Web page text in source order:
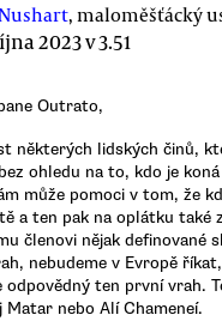
, maloměšťácký
2023 v 3.51
Outrato,
některých lidských činů,
ohledu na to, kdo je
může pomoci v tom, že
a ten pak na oplátku také
členovi nějak definované
nebudeme v Evropě
ten první vrah.
Matar nebo Alí Chameneí.